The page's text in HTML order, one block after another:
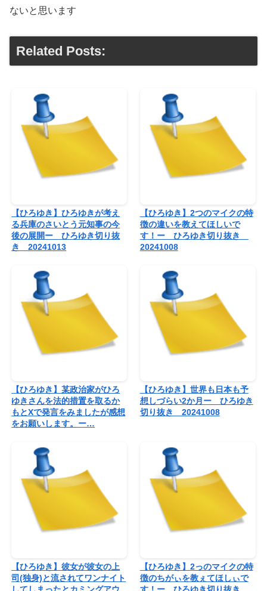
ないと思います
Related Posts:
【ひろゆき】ひろゆきが考え
る兵庫のさいとう元知事の今
後の展開ー ひろゆき切り抜
き 20241013
【ひろゆき】2つのマイクの特
徴の違いを教えてほしいで
す！ー ひろゆき切り抜き
20241008
【ひろゆき】某政治家がひろ
ゆきさんを法的措置を取るか
もとXで発言をみましたが感想
をお願いします。ー…
【ひろゆき】世界も日本も予
想しづらい2か月ー ひろゆき
切り抜き 20241008
【ひろゆき】彼女が彼女の上
司(独身)と流されてワンナイト
してしまったとカミングアウ
【ひろゆき】2っのマイクの特
徴のちがぃを教ぇてほしぃで
す！ー ひろゆき切り抜き